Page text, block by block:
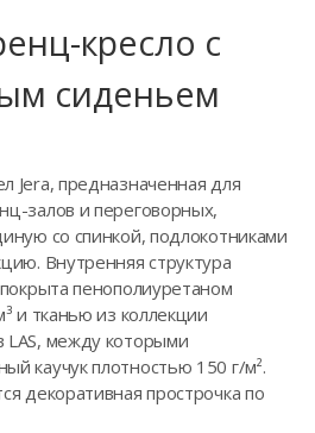
кресло с
сиденьем
Jera, предназначенная для
залов и переговорных,
со спинкой, подлокотниками
Внутренняя структура
пенополиуретаном
и тканью из коллекции
LAS, между которыми
каучук плотностью 150 г/м².
декоративная прострочка по